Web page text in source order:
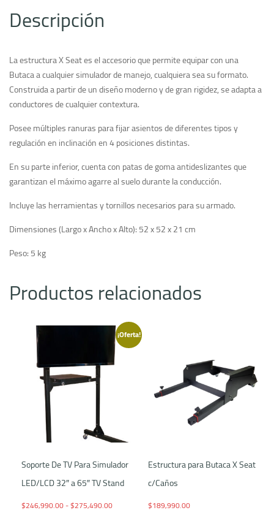
Descripción
La estructura X Seat es el accesorio que permite equipar con una
Butaca a cualquier simulador de manejo, cualquiera sea su formato.
Construida a partir de un diseño moderno y de gran rigidez, se adapta a
conductores de cualquier contextura.
Posee múltiples ranuras para fijar asientos de diferentes tipos y
regulación en inclinación en 4 posiciones distintas.
En su parte inferior, cuenta con patas de goma antideslizantes que
garantizan el máximo agarre al suelo durante la conducción.
Incluye las herramientas y tornillos necesarios para su armado.
Dimensiones (Largo x Ancho x Alto): 52 x 52 x 21 cm
Peso: 5 kg
Productos relacionados
¡Oferta!
Soporte De TV Para Simulador
LED/LCD 32″ a 65″ TV Stand
$246,990.00-$275,490.00Rango de precios: desde $246,990.00 hasta
Estructura para Butaca X Seat
c/Caños
$189,990.00